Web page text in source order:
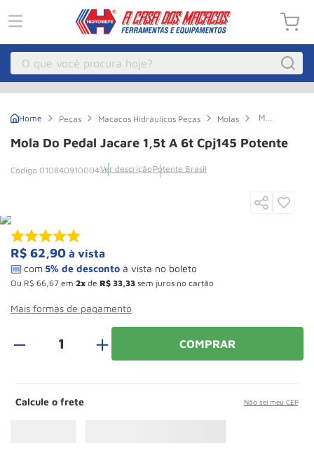
O que você procura hoje?
Peças Macacos Hidráulicos Peças Molas
Mola
Pedal
Jacare
Potente
Mola Do Pedal Jacare 1,5t A 6t Cpj145 Potente
010840910004Ver descrição Potente Brasil
R$ 62,90 à vista
Ou R$ 66 67 em 2 de R$ 33 33 sem juros no cartão
Mais formas de pagamento
＋ COMPRAR
Calcule o frete Não sei meu CEP
Guincho Eletrico
3 Macaco Hidraulico
4º Talha Eletrica
7 Macaco
8º Rodizio